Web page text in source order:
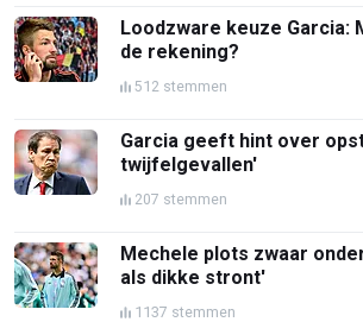
Loodzware keuze Garcia:
de rekening?
512 stemmen
Garcia geeft hint over
twijfelgevallen'
207 stemmen
Mechele plots zwaar
als dikke stront'
1137 stemmen